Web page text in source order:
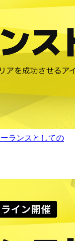
ランスとしての